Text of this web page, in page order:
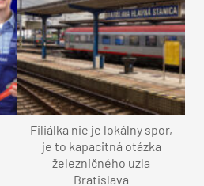
Filiálka nie je lokálny spor,
je to kapacitná otázka
železničného uzla
Bratislava